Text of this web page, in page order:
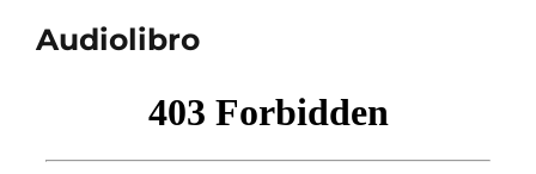
Audiolibro